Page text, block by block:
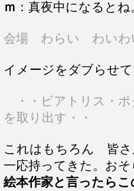
ｍ ：真夜中になるとね
会場 わらい わいわ
イメージをダブらせ
・・ビアトリス・ポ
を取り出す・・
これはもちろん 皆さ
一応持ってきた。お
絵本作家と言ったら